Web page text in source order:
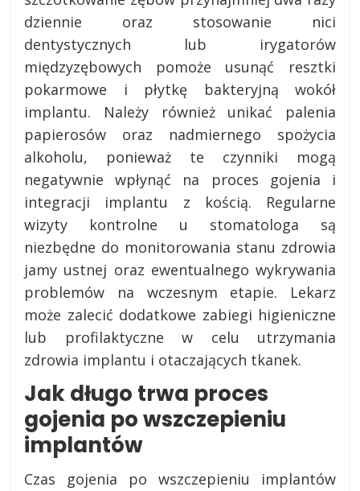
dziennie oraz stosowanie nici
dentystycznych lub irygatorów
międzyzębowych pomoże usunąć resztki
pokarmowe i płytkę bakteryjną wokół
implantu. Należy również unikać palenia
papierosów oraz nadmiernego spożycia
alkoholu, ponieważ te czynniki mogą
negatywnie wpłynąć na proces gojenia i
integracji implantu z kością. Regularne
wizyty kontrolne u stomatologa są
niezbędne do monitorowania stanu zdrowia
jamy ustnej oraz ewentualnego wykrywania
problemów na wczesnym etapie. Lekarz
może zalecić dodatkowe zabiegi higieniczne
lub profilaktyczne w celu utrzymania
zdrowia implantu i otaczających tkanek.
Jak długo trwa proces
gojenia po wszczepieniu
implantów
Czas gojenia po wszczepieniu implantów